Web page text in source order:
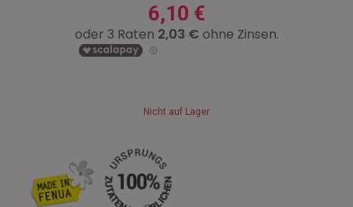
6,10 €
Nicht auf Lager